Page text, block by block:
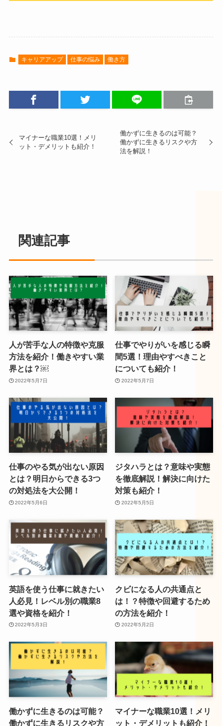
キャリアアップ 仕事の悩み 働き方
マイナーな職業10選！メリ
ット・デメリットも紹介！
働かずに生きるのは可能？
働かずに生きるリスクや方
法を解説！
関連記事
人が苦手な人の特徴や克服
方法を紹介！働きやすい業
界とは？￼
2022年5月7日
仕事でやりがいを感じる瞬
間5選！理由やすべきこと
についても紹介！
2022年5月7日
仕事のやる気が出ない原因
とは？明日からできる3つ
の対処法を大公開！
2022年5月6日
ジタハラとは？意味や実態
を徹底解説！解決に向けた
対策も紹介！
2022年5月5日
英語を使う仕事に就きたい
人必見！レベル別の職業8
選や資格を紹介！
2022年5月3日
クビになる人の共通点と
は！？特徴や回避するため
の方法を紹介！
2022年5月2日
働かずに生きるのは可能？
働かずに生きるリスクや方
マイナーな職業10選！メリ
ット・デメリットも紹介！